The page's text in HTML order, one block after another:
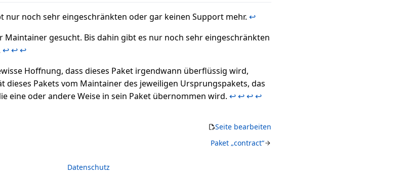
nur noch sehr eingeschränkten oder gar keinen Support mehr. ↩︎
Maintainer gesucht. Bis dahin gibt es nur noch sehr eingeschränkten
↩︎↩︎↩︎
Hoffnung, dass dieses Paket irgendwann überflüssig wird,
dieses Pakets vom Maintainer des jeweiligen Ursprungspakets, das
eine oder andere Weise in sein Paket übernommen wird. ↩︎↩︎↩︎↩︎
Seite bearbeiten
Paket „contract“
Datenschutz